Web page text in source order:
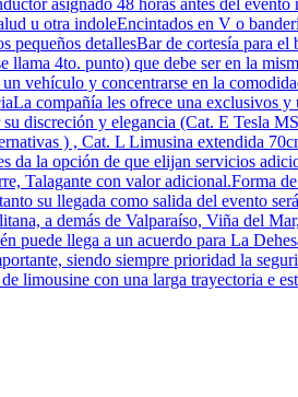
u otra indoleEncintados en V o
pequeños detallesBar de cortesía para
llama 4to. punto) que debe ser en la
vehículo y concentrarse en la
compañía les ofrece una
discreción y elegancia (Cat. E Tesla
) , Cat. L Limusina extendida
la opción de que elijan servicios
Talagante con valor adicional.Forma
su llegada como salida del evento
a demás de Valparaíso, Viña del
puede llega a un acuerdo para La
siendo siempre prioridad la
limousine con una larga trayectoria